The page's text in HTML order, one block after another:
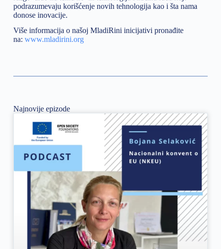
podrazumevaju korišćenje novih tehnologija kao i šta nama
donose inovacije.
Više informacija o našoj MladiRini inicijativi pronađite
na: www.mladirini.org
Najnovije epizode